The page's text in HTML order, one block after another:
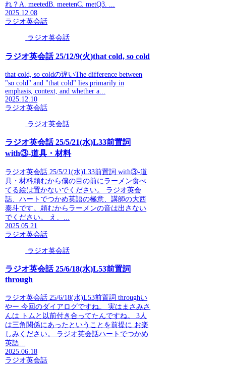
れ？A. meetedB. meetenC. metQ3. ...
2025.12.08
ラジオ英会話
ラジオ英会話
ラジオ英会話 25/12/9(火)that cold, so cold
that cold, so coldの違いThe difference between
"so cold" and "that cold" lies primarily in
emphasis, context, and whether a...
2025.12.10
ラジオ英会話
ラジオ英会話
ラジオ英会話 25/5/21(水)L33前置詞
with③-道具・材料
ラジオ英会話 25/5/21(水)L33前置詞 with③-道
具・材料頼むから僕の目の前にラーメン食べ
てる絵は置かないでください。 ラジオ英会
話、ハートでつかめ英語の極意、講師の大西
泰斗です。頼むからラーメンの音は出さない
でください。 え、...
2025.05.21
ラジオ英会話
ラジオ英会話
ラジオ英会話 25/6/18(水)L53前置詞
through
ラジオ英会話 25/6/18(水)L53前置詞 throughい
やー 今回のダイアログですね。 実はまさみさ
んは トムと以前付き合ってたんですね。 3人
は三角関係にあったということを前提に お楽
しみください。 ラジオ英会話ハートでつかめ
英語...
2025.06.18
ラジオ英会話